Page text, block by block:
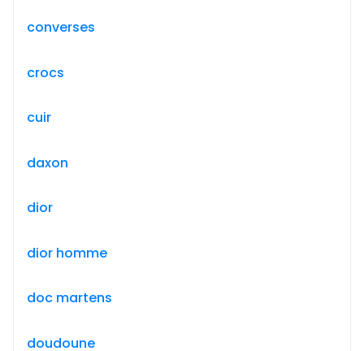
converses
crocs
cuir
daxon
dior
dior homme
doc martens
doudoune